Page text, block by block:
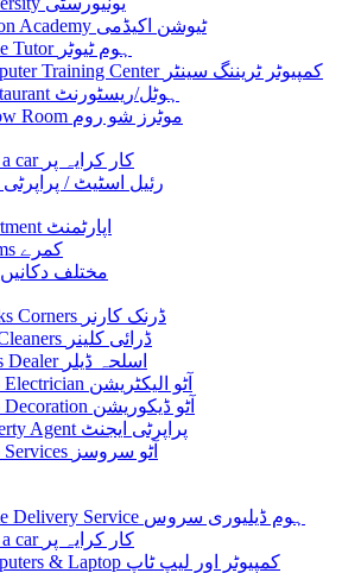
Tuition Academy ٹیوشن اکیڈمی
Home Tutor ہوم ٹیوٹر
Computer Training Center کمپیوٹر ٹریننگ سینٹر
Hotel / Restaurant ہوٹل/ریسٹورنٹ
Motors Show Room موٹرز شو روم
Rent a car کار کرایہ پر
Real Estate رئیل اسٹیٹ / پراپرٹی
Apartment اپارٹمنٹ
Rooms کمرے
Misc Shop مختلف دکانیں
Drinks Corners ڈرنک کارنر
Dry Cleaners ڈرائی کلینر
Arms Dealer اسلحہ ڈیلر
Auto Electrician آٹو الیکٹریشن
Auto Decoration آٹو ڈیکوریشن
Property Agent پراپرٹی ایجنٹ
Auto Services آٹو سروسز
Home Delivery Service ہوم ڈیلیوری سروس
Rent a car کار کرایہ پر
Computers & Laptop کمپیوٹر اور لیپ ٹاپ